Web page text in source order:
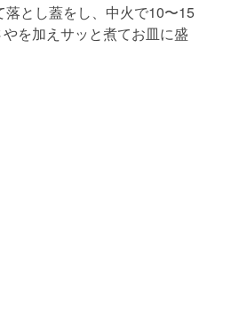
落とし蓋をし、中火で10〜15
を加えサッと煮てお皿に盛